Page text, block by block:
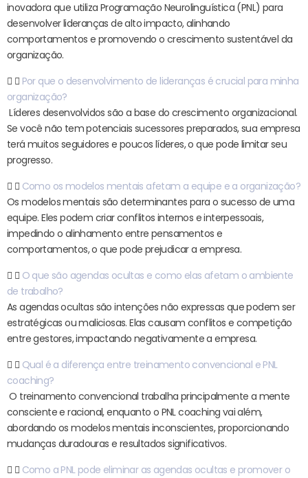
inovadora que utiliza Programação Neurolinguística (PNL) para
desenvolver lideranças de alto impacto, alinhando
comportamentos e promovendo o crescimento sustentável da
organização.
Por que o desenvolvimento de lideranças é crucial para minha
organização?
Líderes desenvolvidos são a base do crescimento organizacional.
Se você não tem potenciais sucessores preparados, sua empresa
terá muitos seguidores e poucos líderes, o que pode limitar seu
progresso.
Como os modelos mentais afetam a equipe e a organização?
Os modelos mentais são determinantes para o sucesso de uma
equipe. Eles podem criar conflitos internos e interpessoais,
impedindo o alinhamento entre pensamentos e
comportamentos, o que pode prejudicar a empresa.
O que são agendas ocultas e como elas afetam o ambiente
de trabalho?
As agendas ocultas são intenções não expressas que podem ser
estratégicas ou maliciosas. Elas causam conflitos e competição
entre gestores, impactando negativamente a empresa.
Qual é a diferença entre treinamento convencional e PNL
coaching?
O treinamento convencional trabalha principalmente a mente
consciente e racional, enquanto o PNL coaching vai além,
abordando os modelos mentais inconscientes, proporcionando
mudanças duradouras e resultados significativos.
Como a PNL pode eliminar as agendas ocultas e promover o